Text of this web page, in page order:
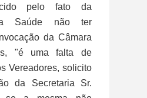
pelo fato da
Saúde não ter
da Câmara
"é uma falta de
Vereadores, solicito
da Secretaria Sr.